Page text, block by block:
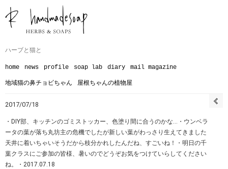
ハーブと猫と
home news profile soap lab diary mail magazine
地域猫の鼻チョビちゃん 屋根ちゃんの植物屋
2017/07/18
・DIY部、キッチンのゴミストッカー、色塗り間に合うのかな…・ウンベラ
ータの葉が落ち丸坊主の危機でしたが新しい葉がわっさり生えてきました︎
天井に着いちゃいそうだから枝分かれしたんだね、すごいね！・明日の千
葉クラスにご参加の皆様、暑いのでどうぞお気をつけていらしてください
ね。・2017.07.18